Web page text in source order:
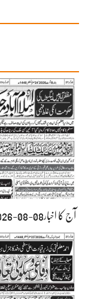
آج کا اخبار08-08-2026